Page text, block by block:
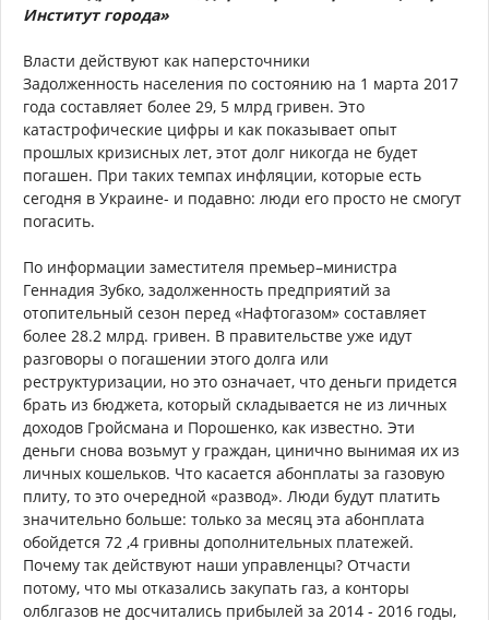
Институт города»
Власти действуют как наперсточники
Задолженность населения по состоянию на 1 марта 2017
года составляет более 29, 5 млрд гривен. Это
катастрофические цифры и как показывает опыт
прошлых кризисных лет, этот долг никогда не будет
погашен. При таких темпах инфляции, которые есть
сегодня в Украине- и подавно: люди его просто не смогут
погасить.
По информации заместителя премьер–министра
Геннадия Зубко, задолженность предприятий за
отопительный сезон перед «Нафтогазом» составляет
более 28.2 млрд. гривен. В правительстве уже идут
разговоры о погашении этого долга или
реструктуризации, но это означает, что деньги придется
брать из бюджета, который складывается не из личных
доходов Гройсмана и Порошенко, как известно. Эти
деньги снова возьмут у граждан, цинично вынимая их из
личных кошельков. Что касается абонплаты за газовую
плиту, то это очередной «развод». Люди будут платить
значительно больше: только за месяц эта абонплата
обойдется 72 ,4 гривны дополнительных платежей.
Почему так действуют наши управленцы? Отчасти
потому, что мы отказались закупать газ, а конторы
олблгазов не досчитались прибылей за 2014 - 2016 годы,